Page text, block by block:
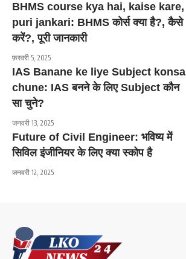
BHMS course kya hai, kaise kare,
puri jankari: BHMS कोर्स क्या है?, कैसे
करें?, पूरी जानकारी
फ़रवरी 5, 2025
IAS Banane ke liye Subject konsa
chune: IAS बनने के लिए Subject कौन
सा चुने?
जनवरी 13, 2025
Future of Civil Engineer: भविष्य में
सिविल इंजीनियर के लिए क्या स्कोप है
जनवरी 12, 2025